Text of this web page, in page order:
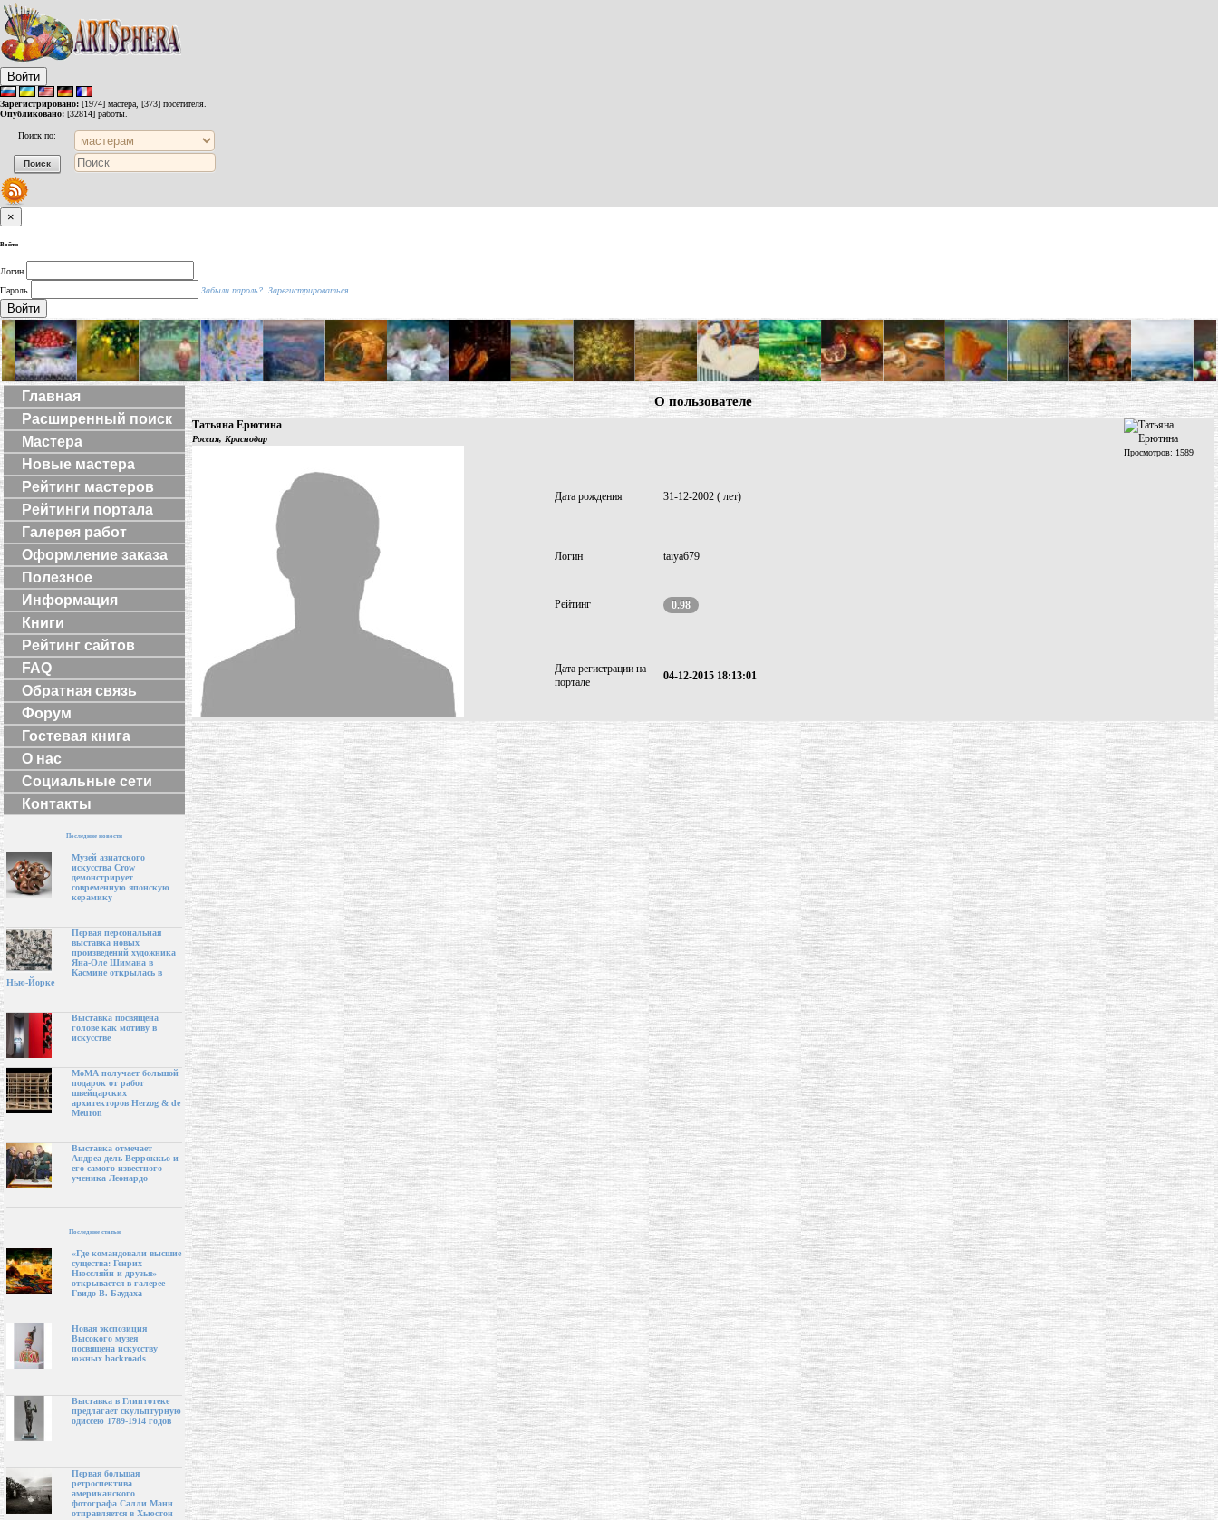
Войти
Зарегистрировано: [1974] мастера, [373] посетителя.
Опубликовано: [32814] работы.
Поиск по:
×
Войти
Логин
Пароль
Забыли пароль? Зарегистрироваться
Войти
Главная
Расширенный поиск
Мастера
Новые мастера
Рейтинг мастеров
Рейтинги портала
Галерея работ
Оформление заказа
Полезное
Информация
Книги
Рейтинг сайтов
FAQ
Обратная связь
Форум
Гостевая книга
О нас
Социальные сети
Контакты
Последние новости
Музей азиатского
искусства Crow
демонстрирует
современную японскую
керамику
Первая персональная
выставка новых
произведений художника
Яна-Оле Шимана в
Касмине открылась в
Нью-Йорке
Выставка посвящена
голове как мотиву в
искусстве
МоМА получает большой
подарок от работ
швейцарских
архитекторов Herzog & de
Meuron
Выставка отмечает
Андреа дель Верроккьо и
его самого известного
ученика Леонардо
Последние статьи
«Где командовали высшие
существа: Генрих
Нюссляйн и друзья»
открывается в галерее
Гвидо В. Баудаха
Новая экспозиция
Высокого музея
посвящена искусству
южных backroads
Выставка в Глиптотеке
предлагает скульптурную
одиссею 1789-1914 годов
Первая большая
ретроспектива
американского
фотографа Салли Манн
отправляется в Хьюстон
О пользователе
Татьяна Ерютина
Просмотров: 1589
Россия, Краснодар
Дата рождения 31-12-2002 ( лет)
Логин taiya679
Рейтинг 0.98
Дата регистрации на
портале
04-12-2015 18:13:01